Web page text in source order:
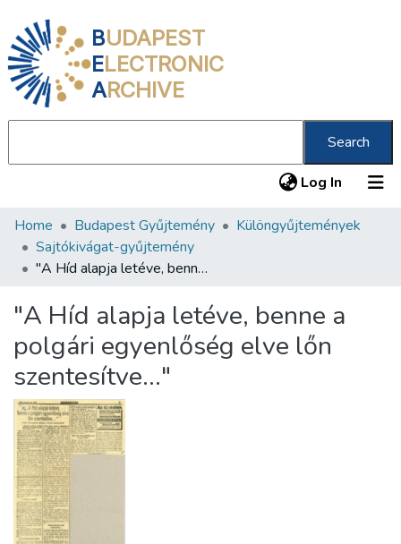
BUDAPEST
ELECTRONIC
ARCHIVE
Search
Log In (current)
Communities & Collections
All of DSpace
About us
Home Budapest Gyűjtemény
Különgyűjtemények
Sajtókivágat-gyűjtemény
"A Híd alapja letéve, benne a polgári egyenlőség elve lőn szentesítve…"
"A Híd alapja letéve, benne a
polgári egyenlőség elve lőn
szentesítve…"